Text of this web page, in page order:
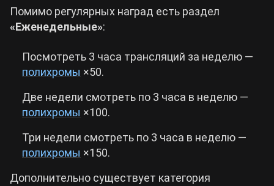
Помимо регулярных наград есть раздел
«Еженедельные»:
Посмотреть 3 часа трансляций за неделю —
полихромы ×50.
Две недели смотреть по 3 часа в неделю —
полихромы ×100.
Три недели смотреть по 3 часа в неделю —
полихромы ×150.
Дополнительно существует категория